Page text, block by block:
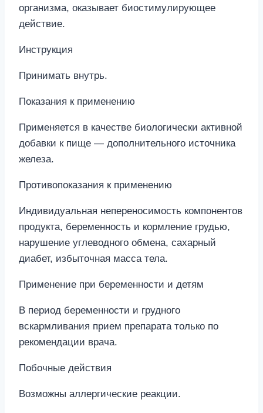
организма, оказывает биостимулирующее
действие.
Инструкция
Принимать внутрь.
Показания к применению
Применяется в качестве биологически активной
добавки к пище — дополнительного источника
железа.
Противопоказания к применению
Индивидуальная непереносимость компонентов
продукта, беременность и кормление грудью,
нарушение углеводного обмена, сахарный
диабет, избыточная масса тела.
Применение при беременности и детям
В период беременности и грудного
вскармливания прием препарата только по
рекомендации врача.
Побочные действия
Возможны аллергические реакции.